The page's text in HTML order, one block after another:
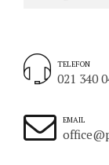
TELEFON
021 340
EMAIL